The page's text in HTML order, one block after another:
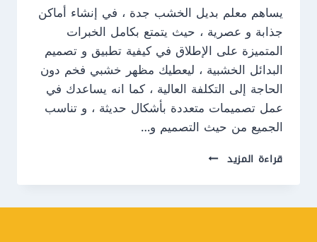
يساهم معلم بديل الخشب جدة ، في إنشاء أماكن
جذابة و عصرية ، حيث يتمتع بكامل الخبرات
المتميزة على الإطلاق في كيفية تطبيق و تصميم
البدائل الخشبية ، ليعطيك مظهر خشبي فخم دون
الحاجة إلى التكلفة العالية ، كما انه يساعدك في
عمل تصميمات متعددة بأشكال حديثة ، و تناسب
الجميع من حيث التصميم و…
قراءة المزيد معلم
الخشب